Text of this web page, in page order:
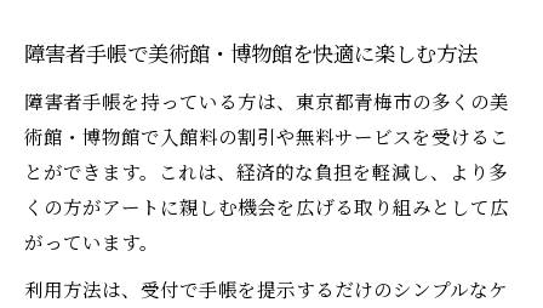
障害者手帳で美術館・博物館を快適に楽しむ方法
障害者手帳を持っている方は、東京都青梅市の多くの美
術館・博物館で入館料の割引や無料サービスを受けるこ
とができます。これは、経済的な負担を軽減し、より多
くの方がアートに親しむ機会を広げる取り組みとして広
がっています。
利用方法は、受付で手帳を提示するだけのシンプルなケ